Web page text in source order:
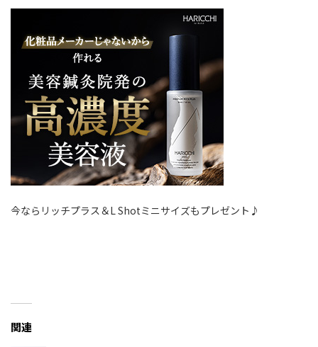
今ならリッチプラス＆L Shotミニサイズもプレゼント♪
関連